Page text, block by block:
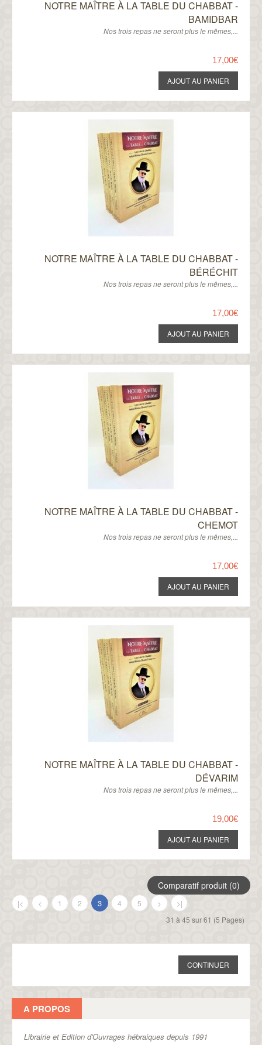
NOTRE MAÎTRE À LA TABLE DU CHABBAT -
BAMIDBAR
Nos trois repas ne seront plus le mêmes,...
17,00€
NOTRE MAÎTRE À LA TABLE DU CHABBAT -
BÉRÉCHIT
Nos trois repas ne seront plus le mêmes,...
17,00€
NOTRE MAÎTRE À LA TABLE DU CHABBAT -
CHEMOT
Nos trois repas ne seront plus le mêmes,...
17,00€
NOTRE MAÎTRE À LA TABLE DU CHABBAT -
DÉVARIM
Nos trois repas ne seront plus le mêmes,...
19,00€
Comparatif produit (0)
|< < 1 2 3 4 5 >
>|
31 à 45 sur 61 (5 Pages)
CONTINUER
A PROPOS
Librairie et Edition d'Ouvrages hébraiques depuis 1991